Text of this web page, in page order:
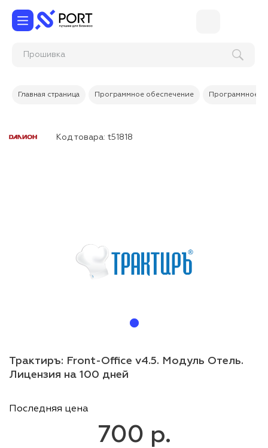
Прош
Главная страница Программное обеспечение Программное
Код товара: t51818
Трактиръ: Front-Office v4.5. Модуль Отель.
Лицензия на 100 дней
Последняя цена
700 р.